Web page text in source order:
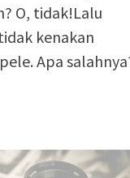
O, tidak!Lalu
kenakan
Apa